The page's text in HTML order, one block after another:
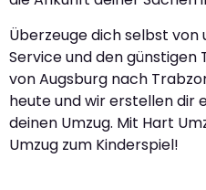
Überzeuge dich selbst
Service und den
von Augsburg nach
heute und wir erstellen dir
deinen Umzug. Mit Hart
Umzug zum Kinderspiel!